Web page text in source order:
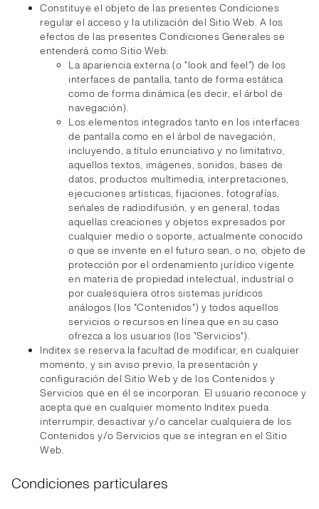
Constituye el objeto de las presentes Condiciones
regular el acceso y la utilización del Sitio Web. A los
efectos de las presentes Condiciones Generales se
entenderá como Sitio Web:
La apariencia externa (o "look and feel") de los
interfaces de pantalla, tanto de forma estática
como de forma dinámica (es decir, el árbol de
navegación).
Los elementos integrados tanto en los interfaces
de pantalla como en el árbol de navegación,
incluyendo, a título enunciativo y no limitativo,
aquellos textos, imágenes, sonidos, bases de
datos, productos multimedia, interpretaciones,
ejecuciones artísticas, fijaciones, fotografías,
señales de radiodifusión, y en general, todas
aquellas creaciones y objetos expresados por
cualquier medio o soporte, actualmente conocido
o que se invente en el futuro sean, o no, objeto de
protección por el ordenamiento jurídico vigente
en materia de propiedad intelectual, industrial o
por cualesquiera otros sistemas jurídicos
análogos (los "Contenidos") y todos aquellos
servicios o recursos en línea que en su caso
ofrezca a los usuarios (los "Servicios").
Inditex se reserva la facultad de modificar, en cualquier
momento, y sin aviso previo, la presentación y
configuración del Sitio Web y de los Contenidos y
Servicios que en él se incorporan. El usuario reconoce y
acepta que en cualquier momento Inditex pueda
interrumpir, desactivar y/o cancelar cualquiera de los
Contenidos y/o Servicios que se integran en el Sitio
Web.
Condiciones particulares